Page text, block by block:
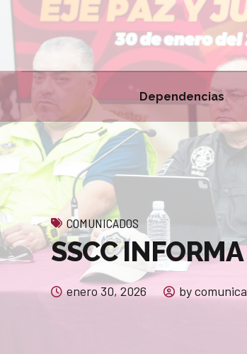
Dependencias
COMUNICADOS
SSCC
enero 30, 2026 by